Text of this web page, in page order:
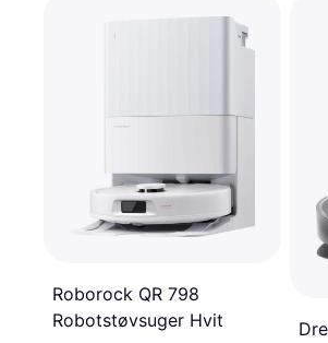
Roborock QR 798
Robotstøvsuger Hvit